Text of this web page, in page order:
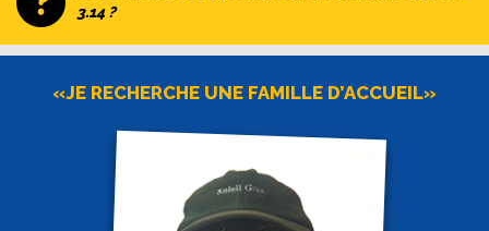
3.14 ?
«JE RECHERCHE UNE FAMILLE D’ACCUEIL»